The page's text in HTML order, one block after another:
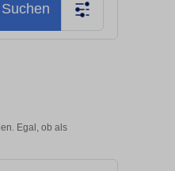
Suchen
Egal, ob als